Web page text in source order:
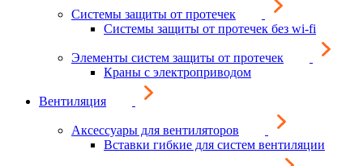
Системы защиты от протечек
Системы защиты от протечек без wi-fi
Элементы систем защиты от протечек
Краны с электроприводом
Вентиляция
Аксессуары для вентиляторов
Вставки гибкие для систем вентиляции